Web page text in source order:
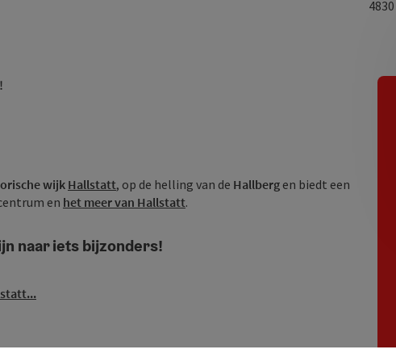
4830
wijkHallstatt, op de helling van de Hallberg en biedt een
en het meer van Hallstatt.
naar iets bijzonders!